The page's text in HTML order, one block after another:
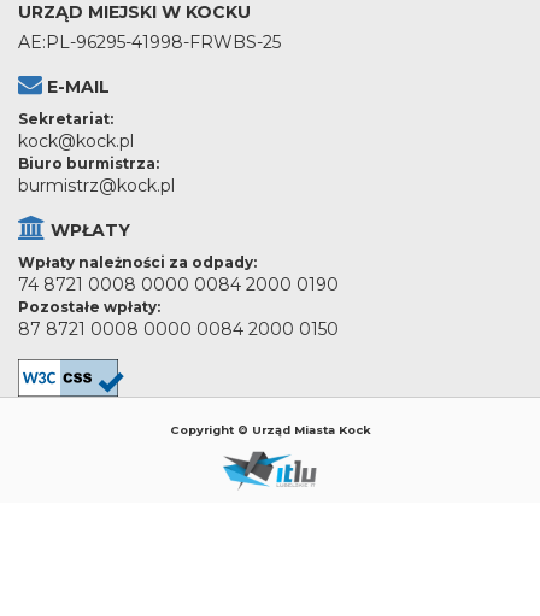
URZĄD MIEJSKI W KOCKU
AE:PL-96295-41998-FRWBS-25
E-MAIL
Sekretariat:
kock@kock.pl
Biuro burmistrza:
burmistrz@kock.pl
WPŁATY
Wpłaty należności za odpady:
74 8721 0008 0000 0084 2000 0190
Pozostałe wpłaty:
87 8721 0008 0000 0084 2000 0150
Copyright © Urząd Miasta Kock